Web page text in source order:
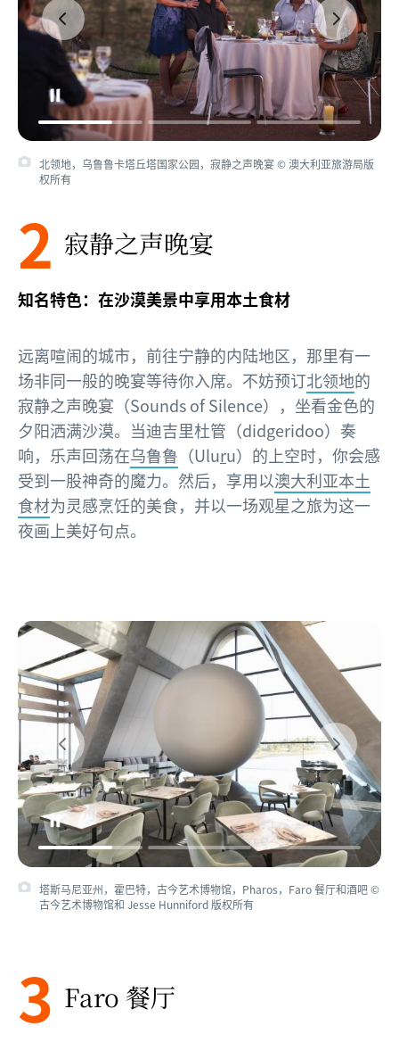
北领地，乌鲁鲁卡塔丘塔国家公园，寂静之声晚宴 © 澳大利亚旅游局版
权所有
2 寂静之声晚宴
知名特色：在沙漠美景中享用本土食材
远离喧闹的城市，前往宁静的内陆地区，那里有一
场非同一般的晚宴等待你入席。不妨预订北领地的
寂静之声晚宴（Sounds of Silence），坐看金色的
夕阳洒满沙漠。当迪吉里杜管（didgeridoo）奏
响，乐声回荡在乌鲁鲁 （Uluru）的上空时，你会感
受到一股神奇的魔力。然后，享用以澳大利亚本土
食材为灵感烹饪的美食，并以一场观星之旅为这一
夜画上美好句点。
塔斯马尼亚州，霍巴特，古今艺术博物馆，Pharos，Faro 餐厅和酒吧 ©
古今艺术博物馆和 Jesse Hunniford 版权所有
3 Faro 餐厅